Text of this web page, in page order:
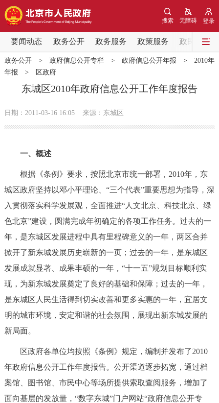
登录
无障碍
搜索
要闻动态 政务公开 政务服务 政策服务 政民互动
要闻动态
党中央精神 国务院信息 中央部委动态
北京要闻 会议信息 部门动态
各区热点
政务公开
市领导 机构职能 政策服务
政策兑现 政策解读 回应关切
决策公开 专题公开
政务服务
个人服务 法人服务 部门服务
便民服务 利企服务 投资项目
政民互动
我要咨询
政务公开> 政府信息公开专栏> 政府信息公开年报 > 2010年
年报 > 区政府
东城区2010年政府信息公开工作年度报告
日期：2011-03-16 16:05 来源：东城区
一、概述
根据《条例》要求，按照北京市统一部署，2010年，东
城区政府坚持以邓小平理论、“三个代表”重要思想为指导，深
入贯彻落实科学发展观，全面推进“人文北京、科技北京、绿
色北京”建设，圆满完成年初确定的各项工作任务。过去的一
年，是东城区发展进程中具有里程碑意义的一年，两区合并
掀开了新东城发展历史崭新的一页；过去的一年，是东城区
发展成就显著、成果丰硕的一年，“十一五”规划目标顺利实
现，为新东城发展奠定了良好的基础和保障；过去的一年，
是东城区人民生活得到切实改善和更多实惠的一年，宜居文
明的城市环境，安定和谐的社会氛围，展现出新东城发展的
新局面。
区政府各单位均按照《条例》规定，编制并发布了2010
年政府信息公开工作年度报告。公开渠道逐步拓宽，通过档
案馆、图书馆、市民中心等场所提供索取查阅服务，增加了
面向基层的发放量，“数字东城”门户网站“政府信息公开专